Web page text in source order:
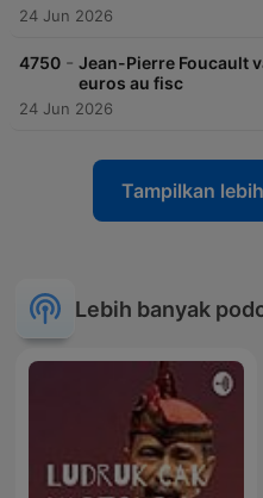
24 Jun 2026
4750 - Jean-Pierre Foucault
euros au fisc
24 Jun 2026
Tampilkan
Lebih banyak